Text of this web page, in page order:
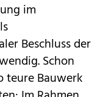
im
Beschluss der
Schon
teure Bauwerk